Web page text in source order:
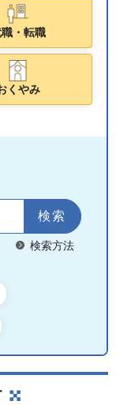
・転職
くやみ
検索方法